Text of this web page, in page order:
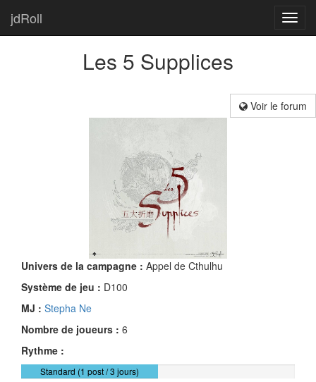
jdRoll
Les 5 Supplices
Voir le forum
Univers de la campagne : Appel de Cthulhu
Système de jeu : D100
MJ : Stepha Ne
Nombre de joueurs : 6
Rythme :
Standard (1 post / 3 jours)